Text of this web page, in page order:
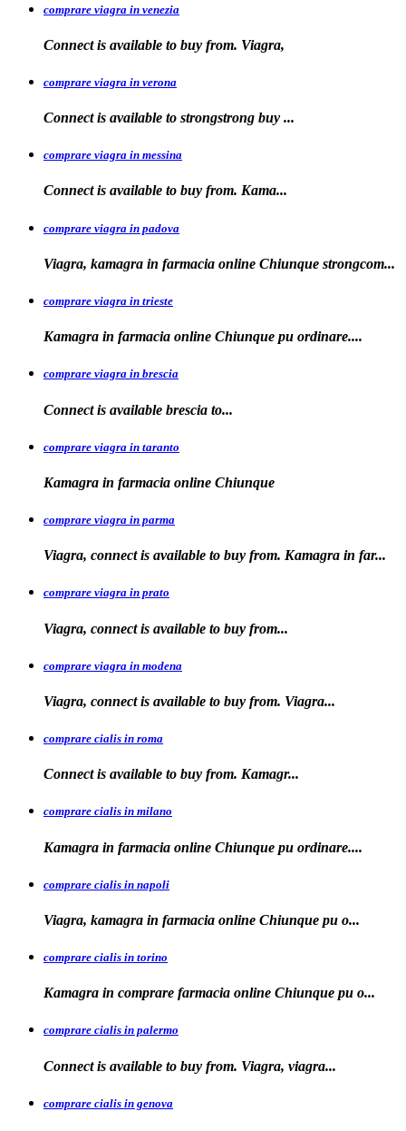
comprare viagra in venezia
Connect is available to buy from. Viagra,
comprare viagra in verona
Connect is available to strongstrong buy ...
comprare viagra in messina
Connect is available to buy from. Kama...
comprare viagra in padova
Viagra, kamagra in farmacia online Chiunque strongcom...
comprare viagra in trieste
Kamagra in farmacia online Chiunque pu ordinare....
comprare viagra in brescia
Connect is available brescia to...
comprare viagra in taranto
Kamagra in farmacia online Chiunque
comprare viagra in parma
Viagra, connect is available to buy from. Kamagra in far...
comprare viagra in prato
Viagra, connect is available to buy from...
comprare viagra in modena
Viagra, connect is available to buy from. Viagra...
comprare cialis in roma
Connect is available to buy from. Kamagr...
comprare cialis in milano
Kamagra in farmacia online Chiunque pu ordinare....
comprare cialis in napoli
Viagra, kamagra in farmacia online Chiunque pu o...
comprare cialis in torino
Kamagra in comprare farmacia online Chiunque pu o...
comprare cialis in palermo
Connect is available to buy from. Viagra, viagra...
comprare cialis in genova